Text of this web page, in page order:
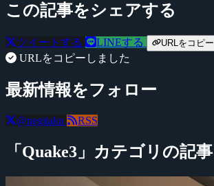
この記事をシェアする
ツイートする LINEする URLをコピー
URLをコピーしました
最新情報をフォロー
@negitaku RSS
「Quake3」カテゴリの記事